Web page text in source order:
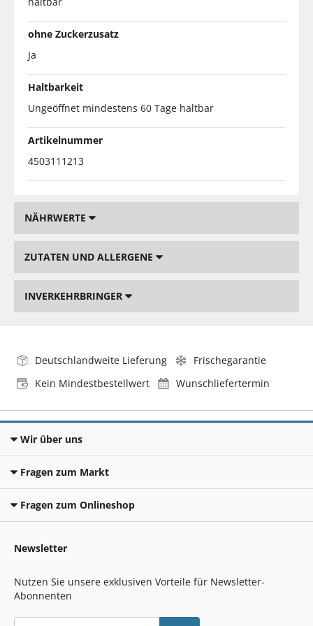
ohne Zuckerzusatz
Ja
Haltbarkeit
Ungeöffnet mindestens 60 Tage haltbar
Artikelnummer
4503111213
NÄHRWERTE
ZUTATEN UND ALLERGENE
INVERKEHRBRINGER
Deutschlandweite Lieferung
Frischegarantie
Kein Mindestbestellwert
Wunschliefertermin
Wir über uns
Fragen zum Markt
Fragen zum Onlineshop
Newsletter
Nutzen Sie unsere exklusiven Vorteile für Newsletter-
Abonnenten